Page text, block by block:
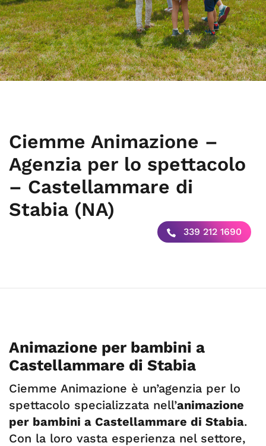
Ciemme Animazione –
Agenzia per lo spettacolo
– Castellammare di
Stabia (NA)
339 212 1690
Animazione per bambini a
Castellammare di Stabia
Ciemme Animazione è un’agenzia per lo
spettacolo specializzata nell’animazione
per bambini a Castellammare di Stabia.
Con la loro vasta esperienza nel settore,